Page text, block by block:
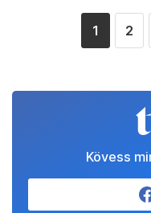
1 2
Kövess